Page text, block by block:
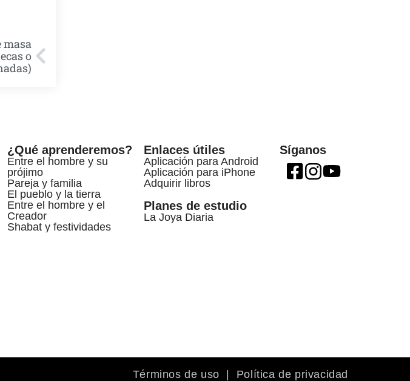
masa
o
¿Qué aprenderemos?
Entre el hombre y su
prójimo
Pareja y familia
El pueblo y la tierra
Entre el hombre y el
Creador
Shabat y festividades
Enlaces útiles
Aplicación para Android
Aplicación para iPhone
Adquirir libros
Planes de estudio
La Joya Diaria
Síganos
Términos de uso | Política de privacidad